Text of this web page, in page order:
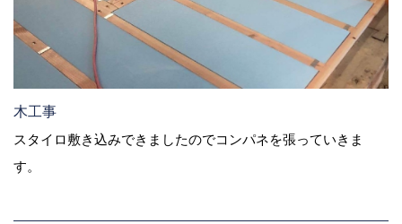
木工事
スタイロ敷き込みできましたのでコンパネを張っていきま
す。